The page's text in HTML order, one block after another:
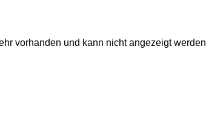
vorhanden und kann nicht angezeigt werden